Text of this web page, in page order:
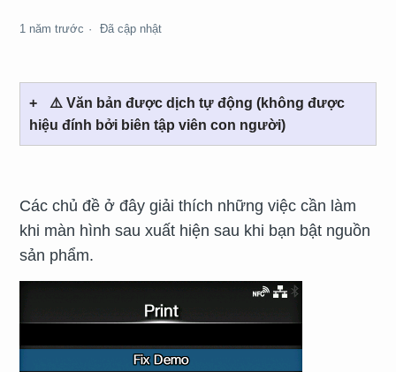
1 năm trước Đã cập nhật
⚠️ Văn bản được dịch tự động (không được
hiệu đính bởi biên tập viên con người)
Các chủ đề ở đây giải thích những việc cần làm
khi màn hình sau xuất hiện sau khi bạn bật nguồn
sản phẩm.